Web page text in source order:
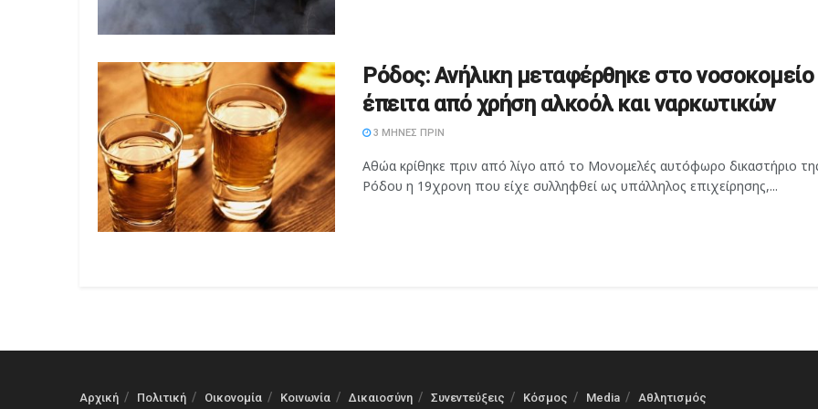
Ρόδος: Ανήλικη μεταφέρθηκε στο νοσοκομείο
έπειτα από χρήση αλκοόλ και ναρκωτικών
3 ΜΉΝΕΣ ΠΡΙΝ
Αθώα κρίθηκε πριν από λίγο από το Μονομελές αυτόφωρο δικαστήριο
Ρόδου η 19χρονη που είχε συλληφθεί ως υπάλληλος επιχείρησης,...
Αρχική Πολιτική Οικονομία Κοινωνία Δικαιοσύνη Συνεντεύξεις Κόσμος Media Αθλητισμός